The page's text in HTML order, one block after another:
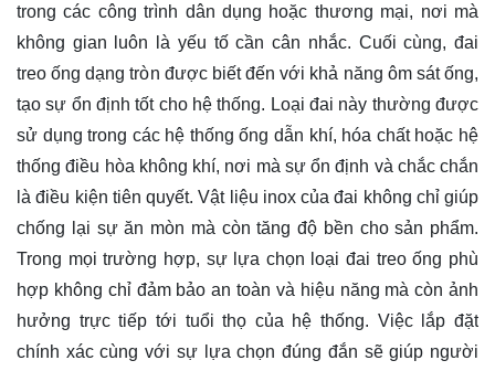
trong các công trình dân dụng hoặc thương mại, nơi mà
không gian luôn là yếu tố cần cân nhắc. Cuối cùng, đai
treo ống dạng tròn được biết đến với khả năng ôm sát ống,
tạo sự ổn định tốt cho hệ thống. Loại đai này thường được
sử dụng trong các hệ thống ống dẫn khí, hóa chất hoặc hệ
thống điều hòa không khí, nơi mà sự ổn định và chắc chắn
là điều kiện tiên quyết. Vật liệu inox của đai không chỉ giúp
chống lại sự ăn mòn mà còn tăng độ bền cho sản phẩm.
Trong mọi trường hợp, sự lựa chọn loại đai treo ống phù
hợp không chỉ đảm bảo an toàn và hiệu năng mà còn ảnh
hưởng trực tiếp tới tuổi thọ của hệ thống. Việc lắp đặt
chính xác cùng với sự lựa chọn đúng đắn sẽ giúp người